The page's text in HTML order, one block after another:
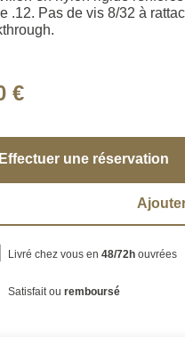
.12. Pas de vis 8/32 à
€
Effectuer une réservation
Livré chez vous en48/72h ouvrées
Satisfait ouremboursé